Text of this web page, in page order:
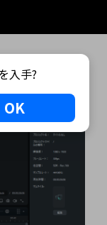
とビデ
入手?
OK